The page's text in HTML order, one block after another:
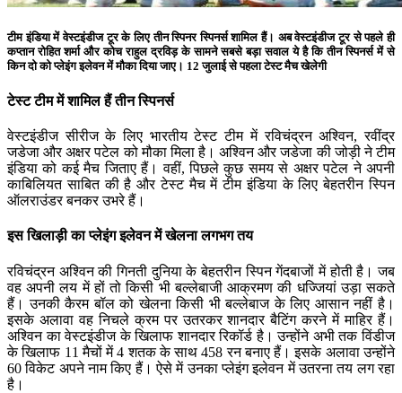
टीम इंडिया में वेस्टइंडीज टूर के लिए तीन स्पिनर स्पिनर्स शामिल हैं। अब वेस्टइंडीज टूर से पहले ही
कप्तान रोहित शर्मा और कोच राहुल द्रविड़ के सामने सबसे बड़ा सवाल ये है कि तीन स्पिनर्स में से
किन दो को प्लेइंग इलेवन में मौका दिया जाए। 12 जुलाई से पहला टेस्ट मैच खेलेगी
टेस्ट टीम में शामिल हैं तीन स्पिनर्स
वेस्टइंडीज सीरीज के लिए भारतीय टेस्ट टीम में रविचंद्रन अश्विन, रवींद्र
जडेजा और अक्षर पटेल को मौका मिला है। अश्विन और जडेजा की जोड़ी ने टीम
इंडिया को कई मैच जिताए हैं। वहीं, पिछले कुछ समय से अक्षर पटेल ने अपनी
काबिलियत साबित की है और टेस्ट मैच में टीम इंडिया के लिए बेहतरीन स्पिन
ऑलराउंडर बनकर उभरे हैं।
इस खिलाड़ी का प्लेइंग इलेवन में खेलना लगभग तय
रविचंद्रन अश्विन की गिनती दुनिया के बेहतरीन स्पिन गेंदबाजों में होती है। जब
वह अपनी लय में हों तो किसी भी बल्लेबाजी आक्रमण की धज्जियां उड़ा सकते
हैं। उनकी कैरम बॉल को खेलना किसी भी बल्लेबाज के लिए आसान नहीं है।
इसके अलावा वह निचले क्रम पर उतरकर शानदार बैटिंग करने में माहिर हैं।
अश्विन का वेस्टइंडीज के खिलाफ शानदार रिकॉर्ड है। उन्होंने अभी तक विंडीज
के खिलाफ 11 मैचों में 4 शतक के साथ 458 रन बनाए हैं। इसके अलावा उन्होंने
60 विकेट अपने नाम किए हैं। ऐसे में उनका प्लेइंग इलेवन में उतरना तय लग रहा
है।